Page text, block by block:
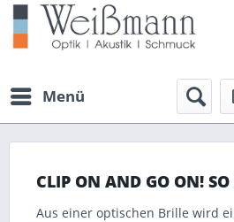
Menü
CLIP ON AND GO ON!
Aus einer optischen Brille wird